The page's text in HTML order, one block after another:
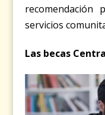
recomendación
servicios
Las becas